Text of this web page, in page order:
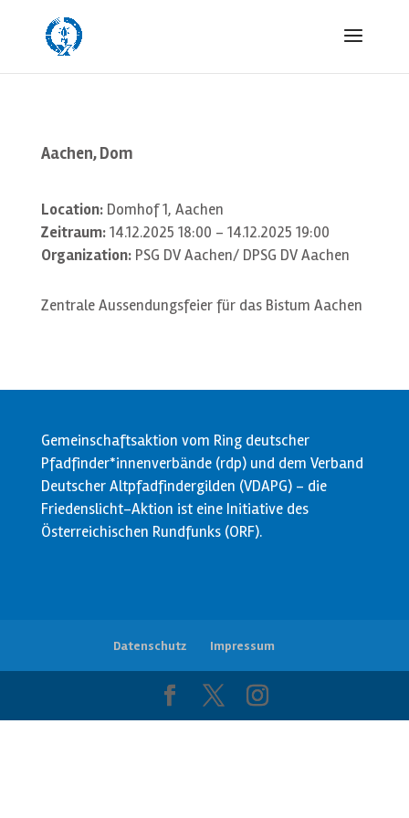
Aachen, Dom
Location:Domhof 1, Aachen
Zeitraum:14.12.2025 18:00 - 14.12.2025 19:00
Organization:PSG DV Aachen/ DPSG DV Aachen
Zentrale Aussendungsfeier für das Bistum Aachen
Gemeinschaftsaktion vom Ring deutscher
Pfadfinder*innenverbände (rdp) und dem Verband
Deutscher Altpfadfindergilden (VDAPG) - die
Friedenslicht-Aktion ist eine Initiative des
Österreichischen Rundfunks (ORF).
Datenschutz Impressum